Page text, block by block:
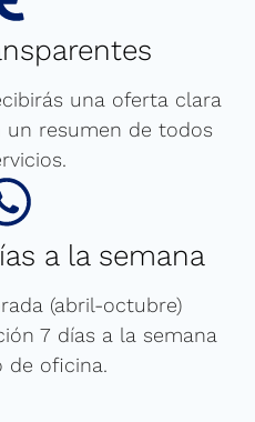
una oferta clara
resumen de todos
a la semana
(abril-octubre)
7 días a la semana
de oficina.